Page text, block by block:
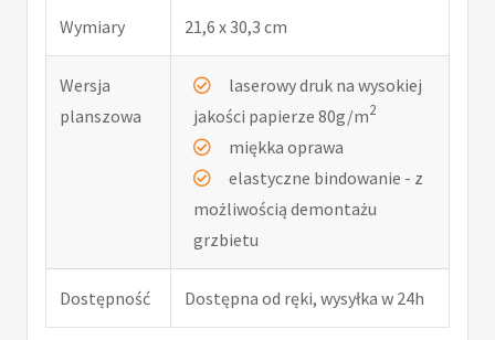
Wymiary 21,6 x 30,3 cm
Wersja
planszowa
laserowy druk na wysokiej
jakości papierze 80g/m2
miękka oprawa
elastyczne bindowanie - z
możliwością demontażu
grzbietu
Dostępność Dostępna od ręki, wysyłka w 24h